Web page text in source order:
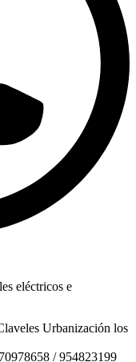
eléctricos e
Urbanización los
/ 954823199